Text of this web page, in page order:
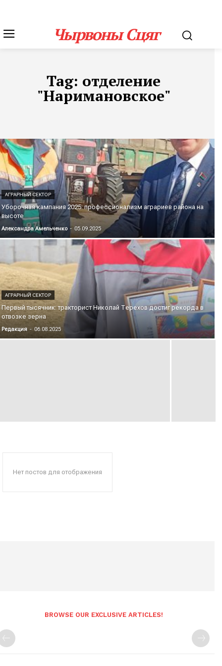
Чырвоны Сцяг
Tag: отделение
"Наримановское"
АГРАРНЫЙ СЕКТОР
Уборочная кампания 2025: профессионализм аграриев района на
высоте
Александра Амельченко - 05.09.2025
АГРАРНЫЙ СЕКТОР
Первый тысячник: тракторист Николай Терехов достиг рекорда в
отвозке зерна
Редакция - 06.08.2025
Нет постов для отображения
BROWSE OUR EXCLUSIVE ARTICLES!